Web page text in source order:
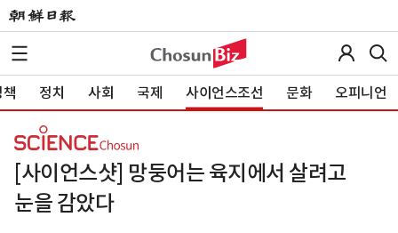
정치 사회 국제 사이언스조선 문화 오피니언
[사이언스샷] 망둥어는 육지에서 살려고
눈을 감았다